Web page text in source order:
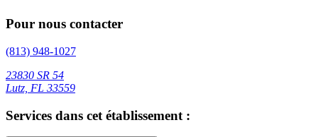
Pour nous contacter
(813) 948-1027
23830 SR 54
Lutz, FL 33559
Services dans cet établissement :